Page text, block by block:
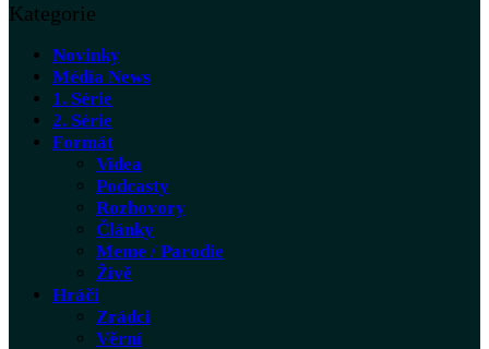
Kategorie
Novinky
Média News
1. Série
2. Série
Formát
Videa
Podcasty
Rozhovory
Články
Meme / Parodie
Živě
Hráči
Zrádci
Věrní